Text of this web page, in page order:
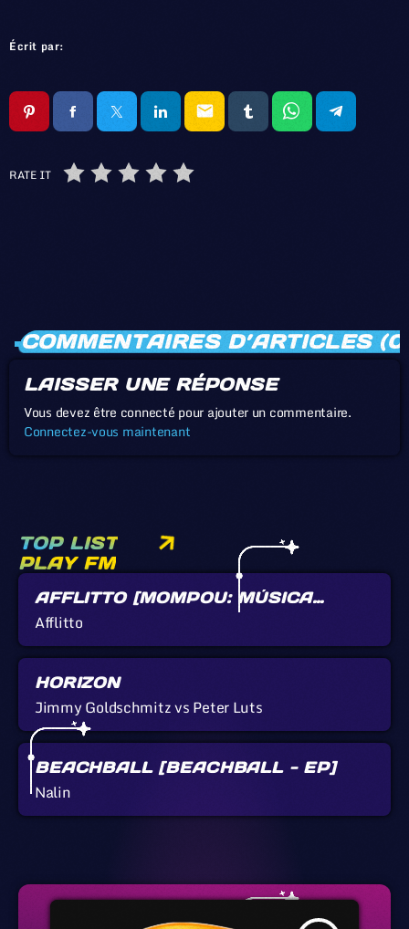
Écrit par:
email
RATE IT
COMMENTAIRES D’ARTICLES
LAISSER UNE RÉPONSE
Vous devez être connecté pour ajouter un commentaire.
Connectez-vous maintenant
TOP LIST
PLAY FM
AFFLITTO [MOMPOU: MÚSICA
CALLADA]
Afflitto
HORIZON
Jimmy Goldschmitz vs Peter Luts
BEACHBALL [BEACHBALL - EP]
Nalin